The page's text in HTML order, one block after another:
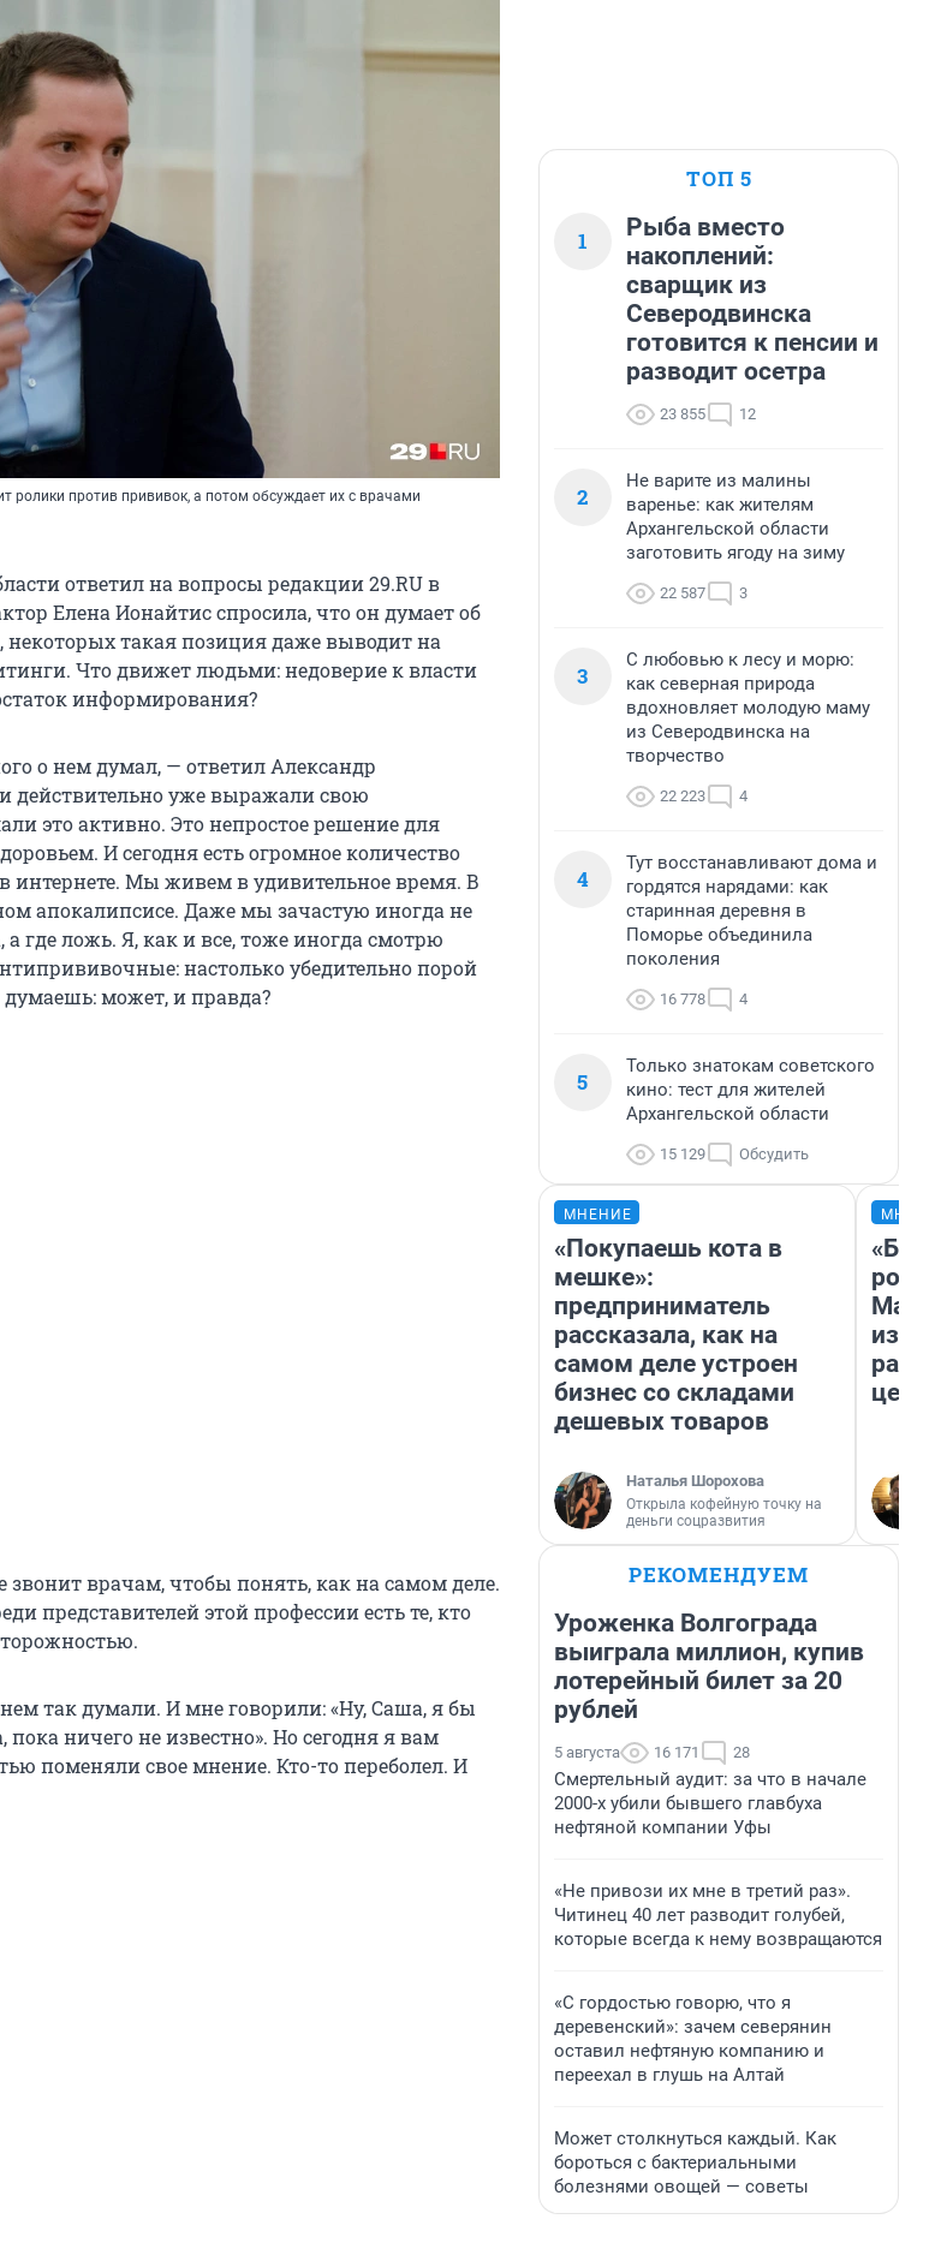
ролики против прививок, а потом обсуждает их с врачами
ответил на вопросы редакции 29.RU в
Елена Ионайтис спросила, что он думает об
такая позиция даже выводит на
Что движет людьми: недоверие к власти
информирования?
о нем думал, — ответил Александр
действительно уже выражали свою
это активно. Это непростое решение для
И сегодня есть огромное количество
интернете. Мы живем в удивительное время. В
апокалипсисе. Даже мы зачастую иногда не
где ложь. Я, как и все, тоже иногда смотрю
настолько убедительно порой
может, и правда?
звонит врачам, чтобы понять, как на самом деле.
представителей этой профессии есть те, кто
так думали. И мне говорили: «Ну, Саша, я бы
ничего не известно». Но сегодня я вам
поменяли свое мнение. Кто-то переболел. И
ТОП 5
1
Рыба вместо
накоплений:
сварщик из
Северодвинска
готовится к пенсии и
разводит осетра
23 855 12
2
Не варите из малины
варенье: как жителям
Архангельской области
заготовить ягоду на зиму
22 587 3
3
С любовью к лесу и морю:
как северная природа
вдохновляет молодую маму
из Северодвинска на
творчество
22 223 4
4
Тут восстанавливают дома и
гордятся нарядами: как
старинная деревня в
Поморье объединила
поколения
16 778 4
5
Только знатокам советского
кино: тест для жителей
Архангельской области
15 129 Обсудить
МНЕНИЕ
«Покупаешь кота в
мешке»:
предприниматель
рассказала, как на
самом деле устроен
бизнес со складами
дешевых товаров
Наталья Шорохова
Открыла кофейную точку на
деньги соцразвития
из
РЕКОМЕНДУЕМ
Уроженка Волгограда
выиграла миллион, купив
лотерейный билет за 20
рублей
5 августа 16 171 28
Смертельный аудит: за что в начале
2000-х убили бывшего главбуха
нефтяной компании Уфы
«Не привози их мне в третий раз».
Читинец 40 лет разводит голубей,
которые всегда к нему возвращаются
«С гордостью говорю, что я
деревенский»: зачем северянин
оставил нефтяную компанию и
переехал в глушь на Алтай
Может столкнуться каждый. Как
бороться с бактериальными
болезнями овощей — советы